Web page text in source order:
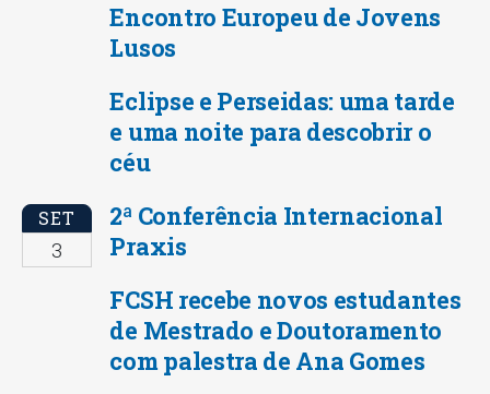
Encontro Europeu de Jovens
Lusos
Eclipse e Perseidas: uma tarde
e uma noite para descobrir o
céu
SET
3
2ª Conferência Internacional
Praxis
FCSH recebe novos estudantes
de Mestrado e Doutoramento
com palestra de Ana Gomes